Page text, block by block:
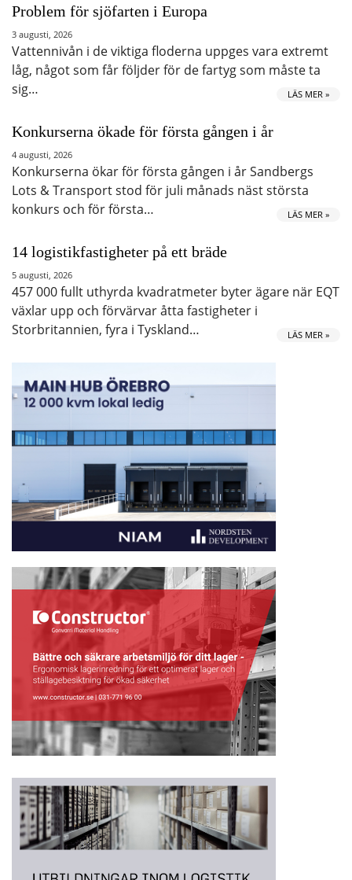
Problem för sjöfarten i Europa
3 augusti, 2026
Vattennivån i de viktiga floderna uppges vara extremt
låg, något som får följder för de fartyg som måste ta
sig…
LÄS MER »
Konkurserna ökade för första gången i år
4 augusti, 2026
Konkurserna ökar för första gången i år Sandbergs
Lots & Transport stod för juli månads näst största
konkurs och för första…
LÄS MER »
14 logistikfastigheter på ett bräde
5 augusti, 2026
457 000 fullt uthyrda kvadratmeter byter ägare när EQT
växlar upp och förvärvar åtta fastigheter i
Storbritannien, fyra i Tyskland…
LÄS MER »